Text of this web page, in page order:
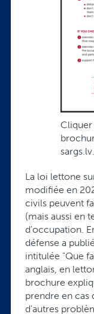
sargs.lv.
La loi lettone
modifiée en
civils peuvent
(mais aussi en
d'occupation.
défense a
intitulée "Que
anglais, en
brochure
prendre en
d'autres